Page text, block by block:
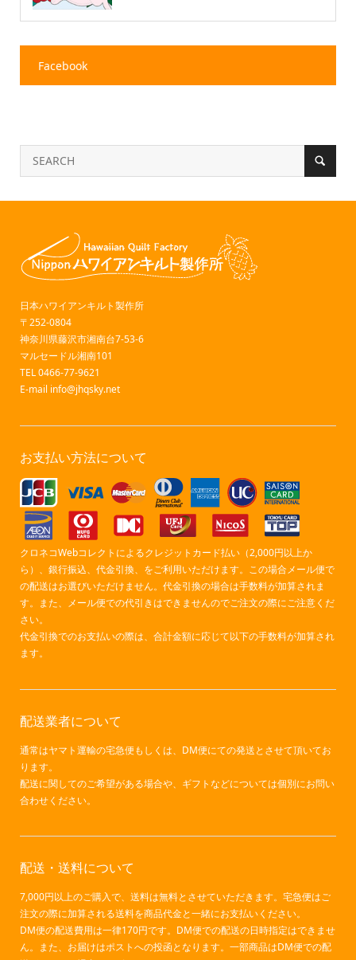
Facebook
日本ハワイアンキルト製作所
〒252-0804
神奈川県藤沢市湘南台7-53-6
マルセードル湘南101
TEL 0466-77-9621
E-mail info@jhqsky.net
お支払い方法について
クロネコWebコレクトによるクレジットカード払い（2,000円以上か
ら）、銀行振込、代金引換、をご利用いただけます。この場合メール便で
の配送はお選びいただけません。代金引換の場合は手数料が加算されま
す。また、メール便での代引きはできませんのでご注文の際にご注意くだ
さい。
代金引換でのお支払いの際は、合計金額に応じて以下の手数料が加算され
ます。
配送業者について
通常はヤマト運輸の宅急便もしくは、DM便にての発送とさせて頂いてお
ります。
配送に関してのご希望がある場合や、ギフトなどについては個別にお問い
合わせください。
配送・送料について
7,000円以上のご購入で、送料は無料とさせていただきます。宅急便はご
注文の際に加算される送料を商品代金と一緒にお支払いください。
DM便の配送費用は一律170円です。DM便での配送の日時指定はできませ
ん。また、お届けはポストへの投函となります。一部商品はDM便での配